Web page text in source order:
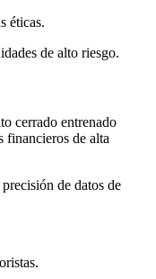
éticas.
de alto riesgo.
cerrado entrenado
financieros de alta
de datos de